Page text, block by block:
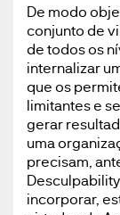
De modo
conjunto de
de todos os
internalizar
que os
limitantes e
gerar
uma
precisam,
incorporar,